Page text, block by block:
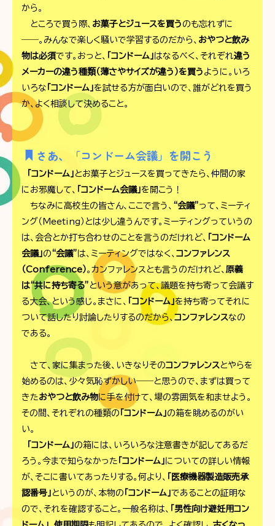
から。
ところで買う際、 お菓子とジュースを買うのも忘れずに
――。みんなで楽しく騒いで学習するのだから、 おやつと飲み
物は必須です。おっと、 「コンドーム」 はなるべく、それぞれ違う
メーカーの違う種類（薄さやサイズが違う）を買う ように。いろ
いろな 「コンドーム」 を試せる方が面白いので、誰がどれを買う
か、よく相談して決めること。
さあ、「コンドーム会議」を開こう
「コンドーム」
とお菓子とジュースを買ってきたら、仲間の家
にお邪魔して、 「コンドーム会議」 を開こう！
ちなみに高校生の皆さん、ここで言う、 “会議”って、ミーティ
ング（Meeting）とは少し違うんです。ミーティングっていうの
は、会合とか打ち合わせのことを言うのだけれど、 「コンドーム
会議」 の“会議”は、ミーティングではなく、 コンファレンス
（Conference）。カンファレンスとも言うのだけれど、 原義
は“共に持ち寄る” という意があって、議題を持ち寄って会議す
る大会、という感じ。まさに、 「コンドーム」 を持ち寄ってそれに
ついて話したり討論したりするのだから、コンファレンスなの
である。
さて、家に集まった後、いきなりそのコンファレンス とやらを
始めるのは、少々気恥ずかしい――と思うので、まずは買って
きたおやつと飲み物に手を付けて、場の雰囲気を和ませよう。
その間、それぞれの種類の 「コンドーム」 の箱を眺めるのがい
い。
「コンドーム」 の箱には、いろいろな注意書きが記してあるだ
ろう。今まで知らなかった 「コンドーム」 についての詳しい情報
が、そこに書いてあったりする。何より、 「医療機器製造販売承
認番号」
というのが、本物の 「コンドーム」 であることの証明な
ので、それを確認すること。一般名称は、 「男性向け避妊用コン